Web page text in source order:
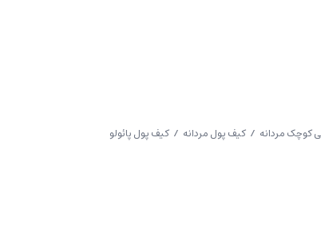
کوچک مردانه / کیف پول مردانه / کیف پول پائولو